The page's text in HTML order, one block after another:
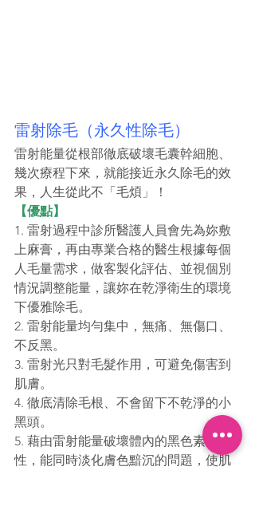
雷射除毛（永久性除毛）
雷射能量從根部徹底破壞毛囊幹細胞、
幾次療程下來，就能接近永久除毛的效
果，人生從此不「毛煩」！
【優點】
1. 雷射過程中診所醫護人員會先為妳敷
上麻膏，再由專業合格的醫生根據每個
人毛量需求，做客製化評估、並視個別
情況調整能量，讓妳在乾淨衛生的環境
下優雅除毛。
2. 雷射能量均勻集中，無痛、無傷口、
不反黑。
3. 雷射光只對毛髮作用，可避免傷害到
肌膚。
4. 徹底清除毛根、不會留下不乾淨的小
黑頭。
5. 藉由雷射能量破壞體內的黑色素活
性，能同時淡化膚色黯沉的問題，使肌